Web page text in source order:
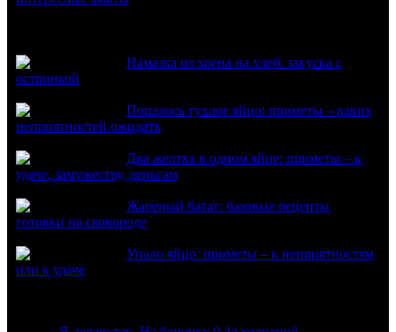
Намазка из хрена на хлеб: закуска с
остринкой
Попалось тухлое яйцо: приметы – каких
неприятностей ожидать
Два желтка в одном яйце: приметы – к
удаче, замужеству, деньгам
Жареный батат: базовые рецепты
готовки на сковороде
Упало яйцо: приметы – к неприятностям
или к удаче